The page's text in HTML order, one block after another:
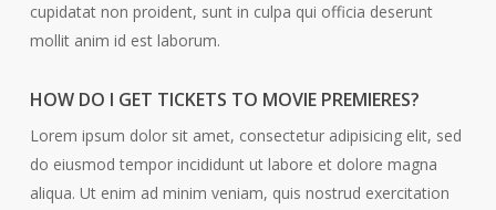
cupidatat non proident, sunt in culpa qui officia deserunt
mollit anim id est laborum.
HOW DO I GET TICKETS TO MOVIE PREMIERES?
Lorem ipsum dolor sit amet, consectetur adipisicing elit, sed
do eiusmod tempor incididunt ut labore et dolore magna
aliqua. Ut enim ad minim veniam, quis nostrud exercitation